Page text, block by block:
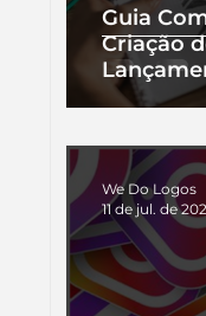
Guia
Criação
We Do Logos
11 de jul. de